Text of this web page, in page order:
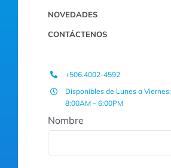
NOVEDADES
CONTÁCTENOS
+506.4002-4592
Disponibles de Lunes a Viernes:
8:00AM – 6:00PM
Nombre